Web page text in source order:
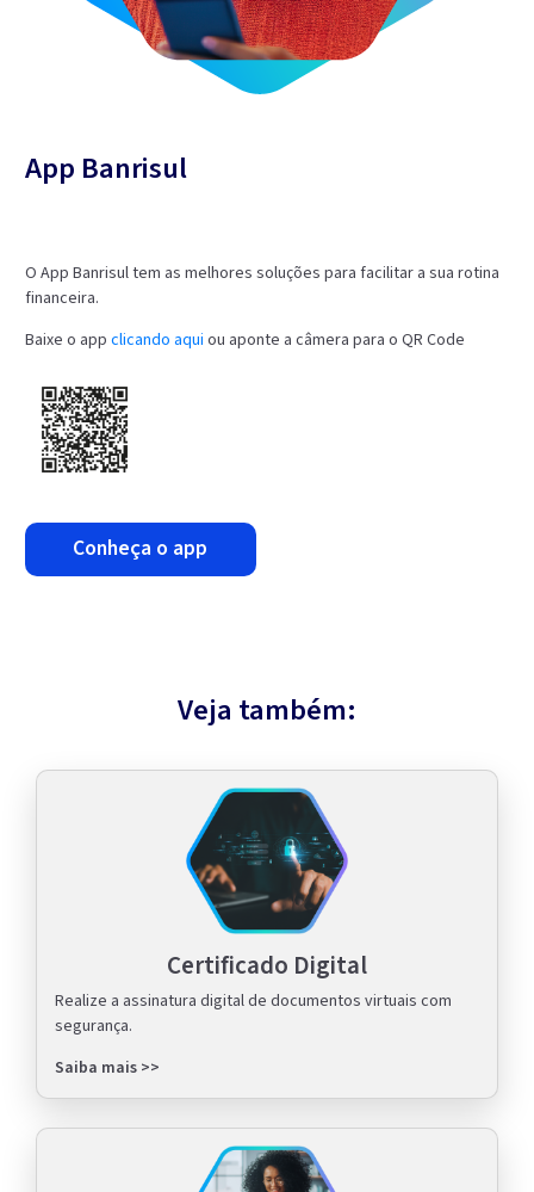
App Banrisul
O App Banrisul tem as melhores soluções para facilitar a sua rotina
financeira.
Baixe o app clicando aqui ou aponte a câmera para o QR Code
conheça o app
Veja também:
Certificado Digital
Realize a assinatura digital de documentos virtuais com
segurança.
Saiba mais >>